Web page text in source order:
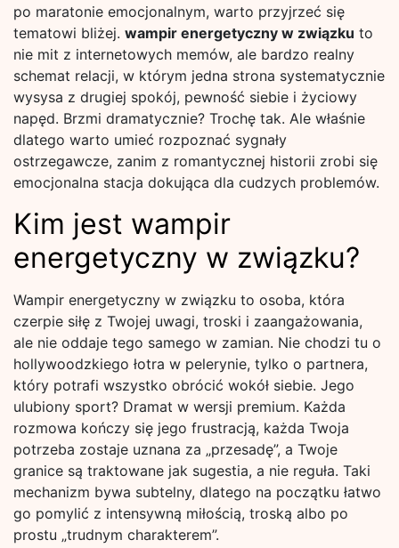
po maratonie emocjonalnym, warto przyjrzeć się
tematowi bliżej. wampir energetyczny w związku to
nie mit z internetowych memów, ale bardzo realny
schemat relacji, w którym jedna strona systematycznie
wysysa z drugiej spokój, pewność siebie i życiowy
napęd. Brzmi dramatycznie? Trochę tak. Ale właśnie
dlatego warto umieć rozpoznać sygnały
ostrzegawcze, zanim z romantycznej historii zrobi się
emocjonalna stacja dokująca dla cudzych problemów.
Kim jest wampir
energetyczny w związku?
Wampir energetyczny w związku to osoba, która
czerpie siłę z Twojej uwagi, troski i zaangażowania,
ale nie oddaje tego samego w zamian. Nie chodzi tu o
hollywoodzkiego łotra w pelerynie, tylko o partnera,
który potrafi wszystko obrócić wokół siebie. Jego
ulubiony sport? Dramat w wersji premium. Każda
rozmowa kończy się jego frustracją, każda Twoja
potrzeba zostaje uznana za „przesadę”, a Twoje
granice są traktowane jak sugestia, a nie reguła. Taki
mechanizm bywa subtelny, dlatego na początku łatwo
go pomylić z intensywną miłością, troską albo po
prostu „trudnym charakterem”.